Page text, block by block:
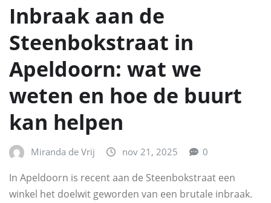
Inbraak aan de
Steenbokstraat in
Apeldoorn: wat we
weten en hoe de buurt
kan helpen
Miranda de Vrij nov 21, 2025 0
In Apeldoorn is recent aan de Steenbokstraat een
winkel het doelwit geworden van een brutale inbraak.